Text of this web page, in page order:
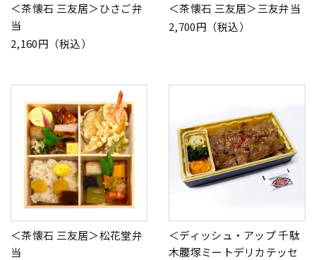
＜茶懐石 三友居＞ひさご弁
当
2,160円（税込）
＜茶懐石 三友居＞三友弁当
2,700円（税込）
＜茶懐石 三友居＞松花堂弁
当
＜ディッシュ・アップ 千駄
木腰塚ミートデリカテッセ